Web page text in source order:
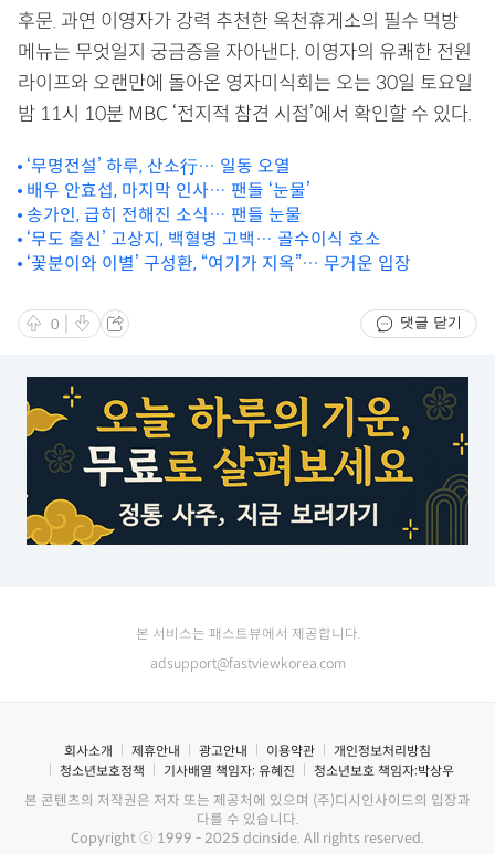
후문. 과연 이영자가 강력 추천한 옥천휴게소의 필수 먹방
메뉴는 무엇일지 궁금증을 자아낸다. 이영자의 유쾌한 전원
라이프와 오랜만에 돌아온 영자미식회는 오는 30일 토요일
밤 11시 10분 MBC ‘전지적 참견 시점’에서 확인할 수 있다.
‘무명전설’ 하루, 산소行… 일동 오열
배우 안효섭, 마지막 인사… 팬들 ‘눈물’
송가인, 급히 전해진 소식… 팬들 눈물
‘무도 출신’ 고상지, 백혈병 고백… 골수이식 호소
‘꽃분이와 이별’ 구성환, “여기가 지옥”… 무거운 입장
0 댓글 닫기
본 서비스는 패스트뷰에서 제공합니다.
adsupport@fastviewkorea.com
회사소개 제휴안내 광고안내 이용약관
개인정보처리방침
청소년보호정책
기사배열 책임자: 유혜진 청소년보호 책임자:박상우
본 콘텐츠의 저작권은 저자 또는 제공처에 있으며 (주)디시인사이드의 입장과
다를 수 있습니다.
Copyright ⓒ 1999 - 2025 dcinside. All rights reserved.